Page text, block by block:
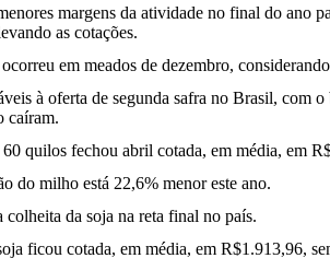
margens da atividade no final do ano
as cotações.
em meados de dezembro,
à oferta de segunda safra no Brasil, com
caíram.
quilos fechou abril cotada, em média, em
do milho está 22,6% menor este ano.
da soja na reta final no país.
ficou cotada, em média, em R$1.913,96,